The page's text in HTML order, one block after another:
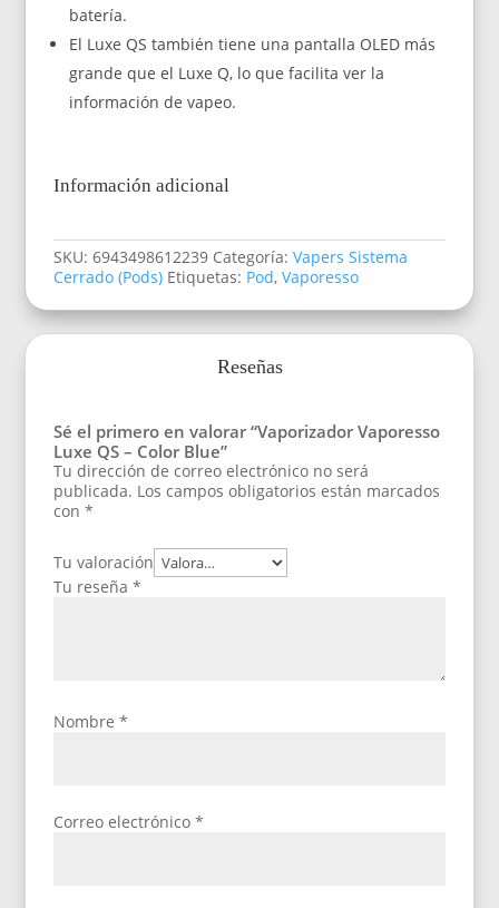
batería.
El Luxe QS también tiene una pantalla OLED más
grande que el Luxe Q, lo que facilita ver la
información de vapeo.
Información adicional
SKU:6943498612239 Categoría:Vapers Sistema
Cerrado (Pods) Etiquetas: Pod,Vaporesso
Reseñas
Sé el primero en valorar “Vaporizador Vaporesso
Luxe QS – Color Blue”
Tu dirección de correo electrónico no será
publicada. Los campos obligatorios están marcados
con*
Tu valoración
Tu reseña*
Nombre*
Correo electrónico*